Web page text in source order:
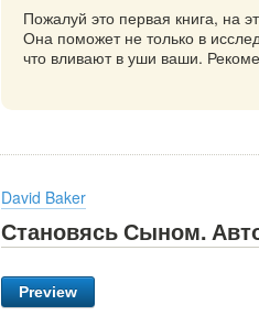
Пожалуй это первая книга, на
Она поможет не только в
что вливают в уши ваши.
David Baker
Становясь Сыном.
Preview